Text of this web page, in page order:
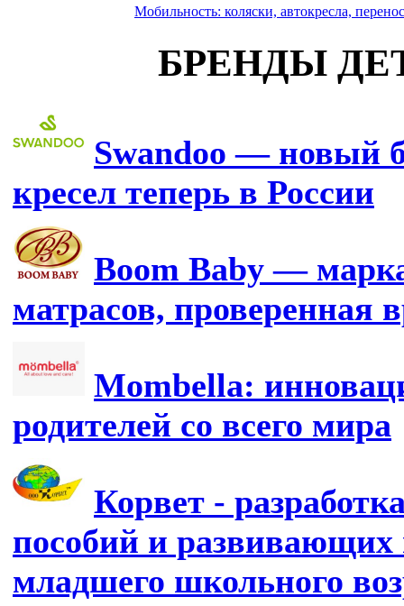
Мобильность: коляски, автокресла,
БРЕНДЫ
Swandoo — новый
кресел теперь в России
Boom Baby —
матрасов, проверенная
Mombella:
родителей со всего мира
Корвет -
пособий и развивающих
младшего школьного